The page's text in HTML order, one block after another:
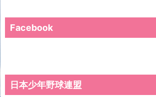
Facebook
日本少年野球連盟